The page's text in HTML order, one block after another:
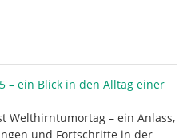
– ein Blick in den Alltag einer
Welthirntumortag – ein Anlass,
und Fortschritte in der